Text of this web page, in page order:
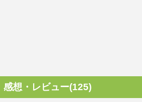
感想・レビュー(125)